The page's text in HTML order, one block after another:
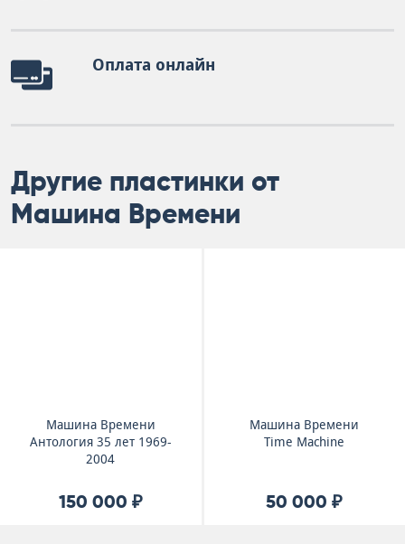
Оплата онлайн
Другие пластинки от
Машина Времени
Машина Времени
Антология 35 лет 1969-
2004
150 000 ₽
Машина Времени
Time Machine
50 000 ₽